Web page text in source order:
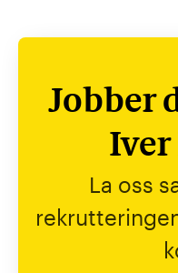
Jobber
Iver
La oss